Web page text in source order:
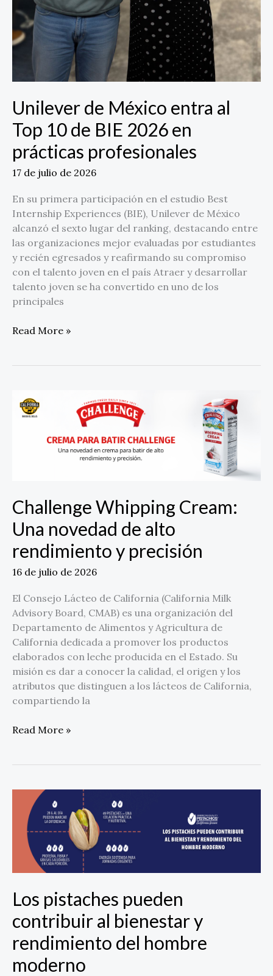
Unilever de México entra al
Top 10 de BIE 2026 en
prácticas profesionales
17 de julio de 2026
En su primera participación en el estudio Best
Internship Experiences (BIE), Unilever de México
alcanzó el sexto lugar del ranking, destacando entre
las organizaciones mejor evaluadas por estudiantes
y recién egresados y reafirmando su compromiso
con el talento joven en el país Atraer y desarrollar
talento joven se ha convertido en uno de los
principales
Read More »
Challenge Whipping Cream:
Una novedad de alto
rendimiento y precisión
16 de julio de 2026
El Consejo Lácteo de California (California Milk
Advisory Board, CMAB) es una organización del
Departamento de Alimentos y Agricultura de
California dedicada a promover los productos
elaborados con leche producida en el Estado. Su
misión es dar a conocer la calidad, el origen y los
atributos que distinguen a los lácteos de California,
compartiendo la
Challenge
Whipping
rendimiento
y
precisión
Read More »
Los pistaches pueden
contribuir al bienestar y
rendimiento del hombre
moderno
pistaches
pueden
contribuir
bienestar
rendimiento
hombre
moderno